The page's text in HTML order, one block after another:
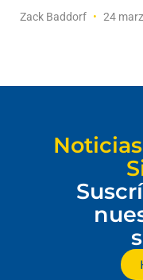
Zack Baddorf 24